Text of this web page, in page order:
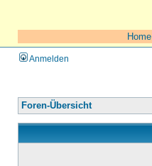
Home
Anmelden
Foren-Übersicht